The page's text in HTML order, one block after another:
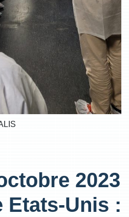
2023
Etats-Unis :